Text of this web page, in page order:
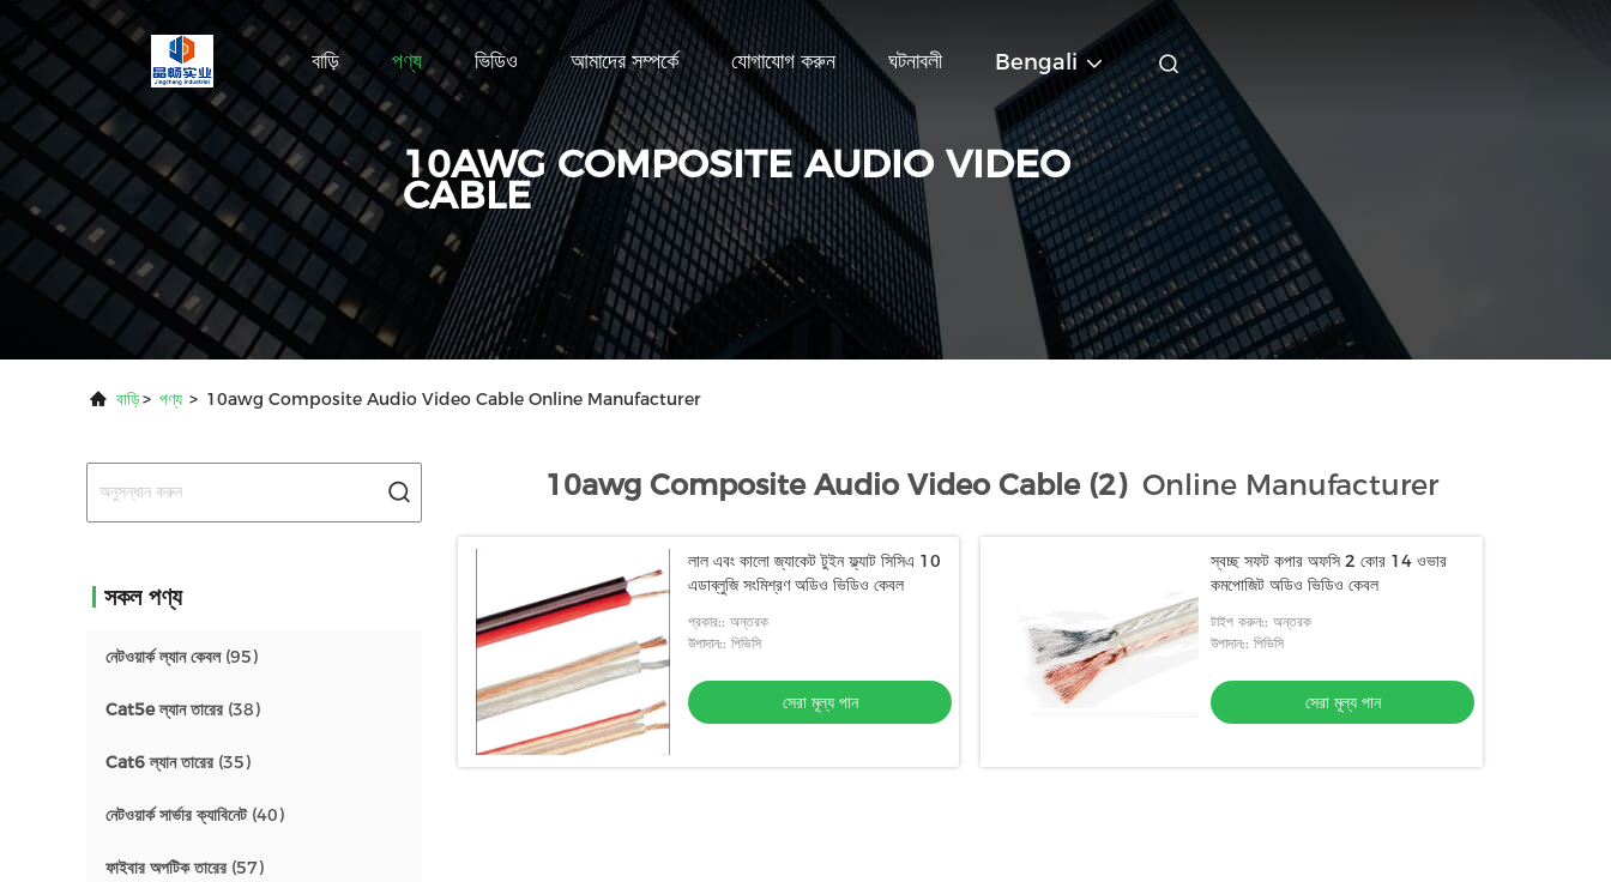
বাড়ি পণ্য ভিডিও আমাদের সম্পর্কে যোগাযোগ করুন ঘটনাবলী Bengali
10AWG COMPOSITE AUDIO VIDEO
CABLE
বাড়ি> পণ্য > 10awg Composite Audio Video Cable Online Manufacturer
সকল পণ্য
নেটওয়ার্ক ল্যান কেবল(95)
Cat5e ল্যান তারের (38)
Cat6 ল্যান তারের (35)
নেটওয়ার্ক সার্ভার ক্যাবিনেট(40)
ফাইবার অপটিক তারের (57)
10awg Composite Audio Video Cable (2) Online Manufacturer
লাল এবং কালো জ্যাকেট টুইন ফ্ল্যাট সিসিএ 10
এডাব্লুজি সংমিশ্রণ অডিও ভিডিও কেবল
প্রকার:: অন্তরক
উপাদান:: পিভিসি
সেরা মূল্য পান
স্বচ্ছ সফট কপার অফসি 2 কোর 14 ওভার
কমপোজিট অডিও ভিডিও কেবল
টাইপ করুন:: অন্তরক
উপাদান:: পিভিসি
সেরা মূল্য পান